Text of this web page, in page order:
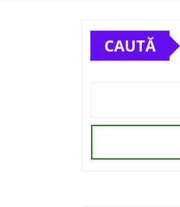
CAUTĂ